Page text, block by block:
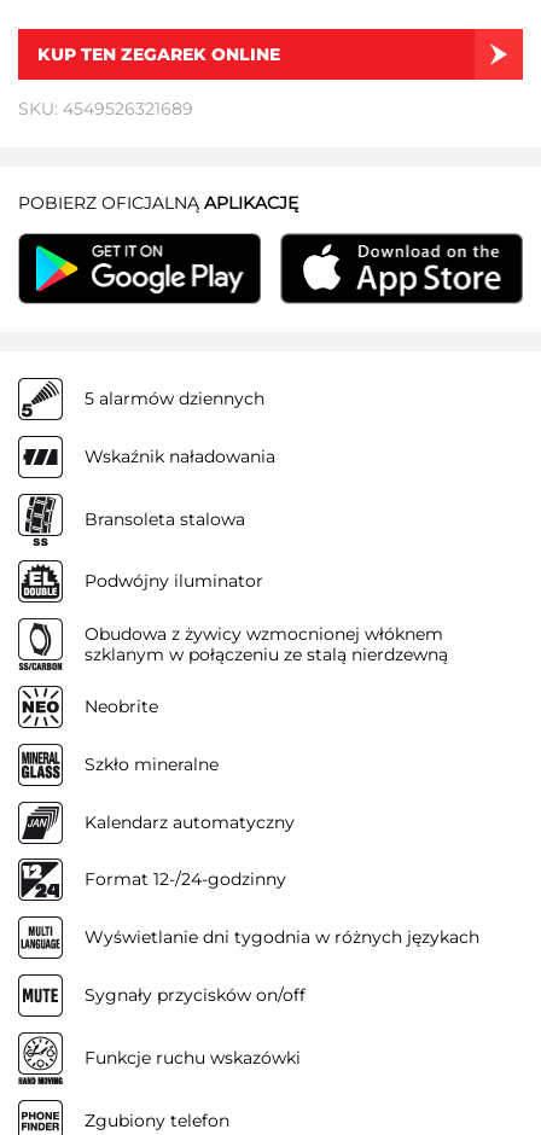
KUP TEN ZEGAREK ONLINE
SKU: 4549526321689
POBIERZ OFICJALNĄ APLIKACJĘ
5 alarmów dziennych
Wskaźnik naładowania
Bransoleta stalowa
Podwójny iluminator
Obudowa z żywicy wzmocnionej włóknem
szklanym w połączeniu ze stalą nierdzewną
Neobrite
Szkło mineralne
Kalendarz automatyczny
Format 12-/24-godzinny
Wyświetlanie dni tygodnia w różnych językach
Sygnały przycisków on/off
Funkcje ruchu wskazówki
Zgubiony telefon